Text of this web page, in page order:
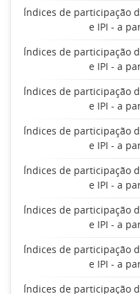
Índices de participação
e IPI - a
Índices de participação
e IPI - a
Índices de participação
e IPI - a
Índices de participação
e IPI - a
Índices de participação
e IPI - a
Índices de participação
e IPI - a
Índices de participação
e IPI - a
Índices de participação